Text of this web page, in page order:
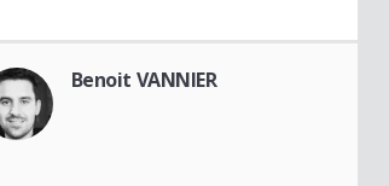
Benoit VANNIER